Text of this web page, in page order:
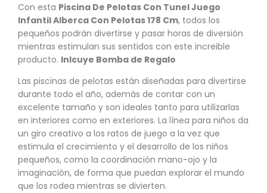
Con esta Piscina De Pelotas Con Tunel Juego
Infantil Alberca Con Pelotas 178 Cm, todos los
pequeños podrán divertirse y pasar horas de diversión
mientras estimulan sus sentidos con este increible
producto. Inlcuye Bomba de Regalo
Las piscinas de pelotas están diseñadas para divertirse
durante todo el año, además de contar con un
excelente tamaño y son ideales tanto para utilizarlas
en interiores como en exteriores. La línea para niños da
un giro creativo a los ratos de juego a la vez que
estimula el crecimiento y el desarrollo de los niños
pequeños, como la coordinación mano-ojo y la
imaginación, de forma que puedan explorar el mundo
que los rodea mientras se divierten.